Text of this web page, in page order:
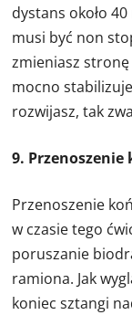
dystans około
musi być non
zmieniasz
mocno
rozwijasz, tak
9. Przenoszenie
Przenoszenie
w czasie tego
poruszanie
ramiona. Jak
koniec sztangi